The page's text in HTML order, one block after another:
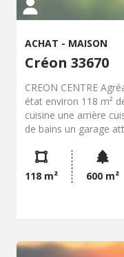
ACHAT - MAISON
Créon 33670
CREON CENTRE
état environ 118 m²
cuisine une arrière
de bains un garage
modernisation sont
un second temps)
situation proche de
118 m² 600 m²